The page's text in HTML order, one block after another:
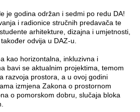
je godina održan i sedmi po redu DA!
i radionice stručnih predavača te
arhitekture, dizajna i umjetnosti,
odvija u DAZ-u.
kao horizontalna, inkluzivna i
bavi se aktualnim projektima, temom
razvoja prostora, a u ovoj godini
izmjena Zakona o prostornom
o pomorskom dobru, slučaja bloka